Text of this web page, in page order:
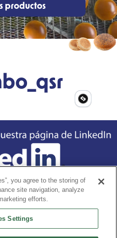
productos
ProductosLa diferencia
you agree to the storing of
site navigation, analyze
efforts.
Settings